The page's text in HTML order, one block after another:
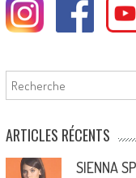
Rechercher
ARTICLES RÉCENTS
SIENNA